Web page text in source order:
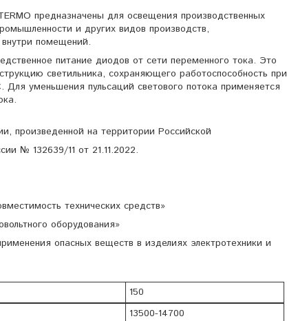
предназначены для освещения производственных
и других видов производств,
помещений.
питание диодов от сети переменного тока. Это
светильника, сохраняющего работоспособность при
уменьшения пульсаций светового потока применяется
произведенной на территории Российской
№ 132639/11 от 21.11.2022.
технических средств»
оборудования»
опасных веществ в изделиях электротехники и
150
13500-14700